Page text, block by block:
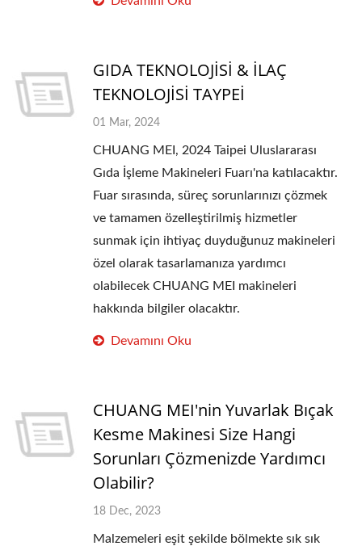
GIDA TEKNOLOJİSİ & İLAÇ
TEKNOLOJİSİ TAYPEİ
01 Mar, 2024
CHUANG MEI, 2024 Taipei Uluslararası
Gıda İşleme Makineleri Fuarı'na katılacaktır.
Fuar sırasında, süreç sorunlarınızı çözmek
ve tamamen özelleştirilmiş hizmetler
sunmak için ihtiyaç duyduğunuz makineleri
özel olarak tasarlamanıza yardımcı
olabilecek CHUANG MEI makineleri
hakkında bilgiler olacaktır.
Devamını Oku
CHUANG MEI'nin Yuvarlak Bıçak
Kesme Makinesi Size Hangi
Sorunları Çözmenizde Yardımcı
Olabilir?
18 Dec, 2023
Malzemeleri eşit şekilde bölmekte sık sık